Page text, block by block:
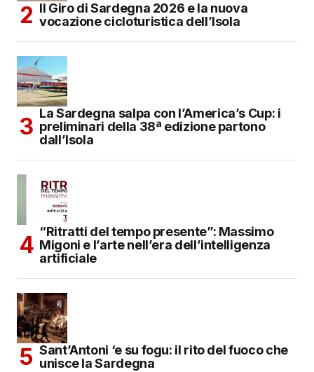
Il Giro di Sardegna 2026 e la nuova
vocazione cicloturistica dell’Isola
La Sardegna salpa con l’America’s Cup: i
preliminari della 38ª edizione partono
dall’Isola
“Ritratti del tempo presente”: Massimo
Migoni e l’arte nell’era dell’intelligenza
artificiale
Sant’Antoni ‘e su fogu: il rito del fuoco che
unisce la Sardegna